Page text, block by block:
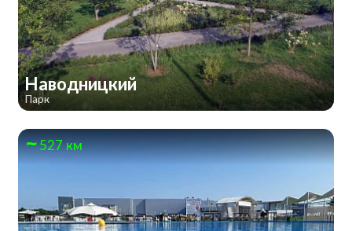
Наводницкий
Парк
527 км